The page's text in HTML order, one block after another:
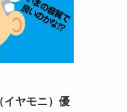
イヤモニ）優